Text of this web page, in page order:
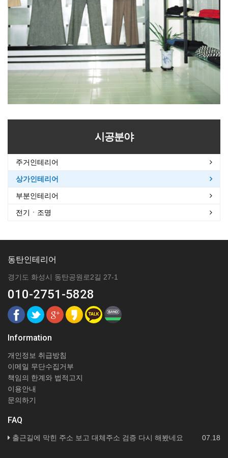
시공분야
주거인테리어
상가인테리어
부분인테리어
전기ㆍ조명
동탄인테리어
경기도 화성시 동탄공원로2길 27-1
010-2751-5828
Information
개인정보 취급방침
이메일 무단수집거부
책임의 한계와 법적고지
이용안내
문의하기
FAQ
07.18
출근길에 막힌 주소 보고 대체주소 검증 다시 해봤네요